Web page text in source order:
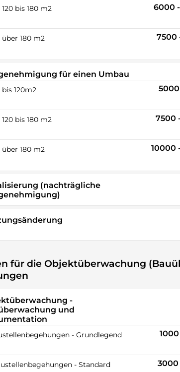
120 bis 180 m2 6000
über 180 m2 7500
für einen Umbau
bis 120m2
120 bis 180 m2 7500
über 180 m2 10000
(nachträgliche
für die Objektüberwachung
-
und
- Grundlegend
- Standard 3000